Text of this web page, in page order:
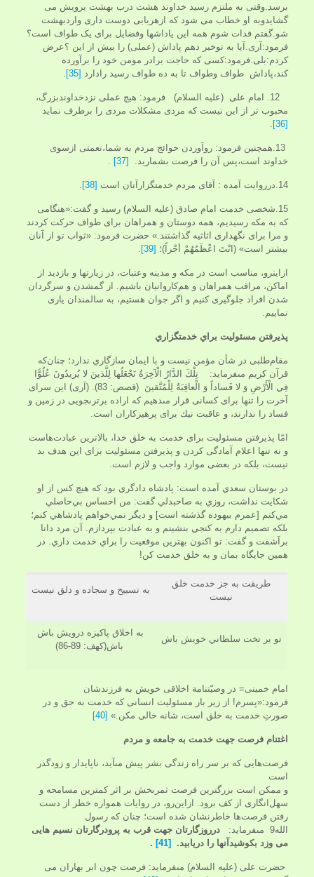
برسد.وقتی به ملتزم رسید خداوند هشت درب بهشت برویش می
گشایدوبه او خطاب می شود که ازهربابی دوست داری واردبهشت
شو.گفتم فدات شوم همه این پاداشها وفضایل برای یک طواف است؟
فرمود:آری.آیا به توخبر دهم پاداش (عملی) را بیش از این ؟عرض
کردم:بلی.فرمود:کسی که حاجت برادر مومن خود را برآورده
کند،پاداش طواف وطواف تا به ده طواف رسید رادارد [35]
.
12. امام علی (عليه السلام) فرمود: هیچ عملی نزدخداوندبزرگ،
محبوب تر از این نیست که مردی مشکلات مردی را برطرف نماید
[36]
.
13.همچنین فرمود: روآوردن حوائج مردم به شما،نعمتی ازسوی
خداوند است،پس آن را فرصت بشمارید.
[37]
.
14.درروایت آمده : آقای مردم خدمتگزارآنان است [38]
.
15.شخصى خدمت امام صادق (عليه السلام) رسيد و گفت:«هنگامى
كه به مكه رسيديم، همه دوستان و همراهان براى طواف حركت كردند
و مرا براى نگهدارى اثاثيه گذاشتند.» حضرت فرمود: «ثواب تو از آنان
بيشتر است» (انْتَ اعْظَمُهُمْ أجْراً)؛ [39]
.
ازاين‏رو، مناسب است در مكه و مدينه وعتبات، در زيارت‏ها و بازديد از
اماكن، مراقب همراهان و هم‌كاروانيان باشيم. از گم‏شدن و سرگردان
‏شدن افراد جلوگيرى كنيم و اگر جوان هستيم، به سالمندان یاری
نماييم.
پذيرفتن مسئوليت‏ براي خدمتگزاري
مقام‌طلبى در شأن مؤمن نيست و با ايمان سازگاري ندارد؛ چنان‌که
قرآن كريم مى‏فرمايد: تِلْكَ الدَّارُ الْآخِرَةُ نَجْعَلُها لِلَّذينَ لا يُريدُونَ عُلُوًّا
فِي الْأَرْضِ وَ لا فَساداً وَ الْعاقِبَةُ لِلْمُتَّقينَ (قصص: 83). (آرى) اين سراى
آخرت را تنها براى كسانى قرار مى‏دهيم كه اراده برترى‏جويى در زمين و
فساد را ندارند، و عاقبت نيك براى پرهيزكاران است.
امّا پذيرفتن مسئوليت براى خدمت‏ به‏ خلق‏ خدا، بالاترين عبادت‌هاست
و نه تنها اعلام آمادگى كردن و پذيرفتن مسئوليت براى اين هدف بد
نيست، بلكه در بعضى موارد واجب و لازم است.
در بوستان سعدي آمده است: پادشاه دادگري بود که هيچ کس از او
شکايت نداشت، روزي به صاحبدلي گفت: من احساس بي‌حاصلي
مي‌کنم [عمرم بيهوده گذشته است] و ديگر نمي‌خواهم پادشاهي کنم؛
بلکه تصميم دارم به کنجي بنشينم و به عبادت بپردازم. آن مرد دانا
برآشفت و گفت: تو اکنون بهترين موقعيت را براي خدمت داري. در
همين جايگاه بمان و به خلق خدمت کن!
طريقت به جز خدمت خلق
نيست
به تسبيح و سجاده و دلق نيست
تو بر تخت سلطاني خويش باش
به اخلاق پاکيزه درويش باش
باش(كهف: 89-86)
امام خمينى= در وصيّتنامة اخلاقى خويش به فرزندشان
فرمود:«پسرم! از زير بار مسئوليت انسانى كه خدمت به حق و در
صورتِ خدمت به خلق است، شانه خالى مكن.» [40]
اغتنام فرصت جهت خدمت به جامعه و مردم‏
فرصت‌هايى كه بر سر راه زندگى بشر پيش مى‏آيد، ناپايدار و زودگذر
است
و ممكن است بزرگترين فرصت ثمربخش بر اثر كمترين مسامحه و
سهل‌انگارى از كف برود. ازاين‌رو، در روايات همواره خطر از دست
رفتن فرصت‌ها خاطرنشان شده است؛ چنان كه رسول
الله9 مى‏فرمايد:
درروزگارتان جهت قرب به پرودرگارتان نسیم هایی
می وزد بکوشیدآنها را دریابید.
[41]
.
حضرت على (عليه السلام) مى‏فرمايد: فرصت چون ابر بهاران می